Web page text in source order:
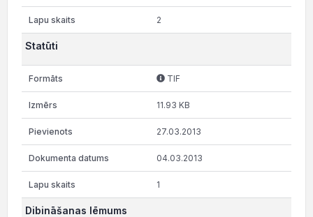
2
Statūti
TIF
11.93 KB
27.03.2013
04.03.2013
1
Dibināšanas lēmums